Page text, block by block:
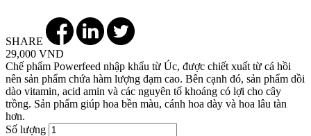
SHARE
29,000 VND
Chế phẩm Powerfeed nhập khẩu từ Úc, được chiết xuất từ cá hồi
nên sản phẩm chứa hàm lượng đạm cao. Bên cạnh đó, sản phẩm dồi
dào vitamin, acid amin và các nguyên tố khoáng có lợi cho cây
trồng. Sản phẩm giúp hoa bền màu, cánh hoa dày và hoa lâu tàn
hơn.
Số lượng